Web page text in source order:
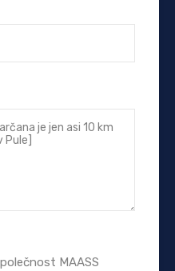
MAASS